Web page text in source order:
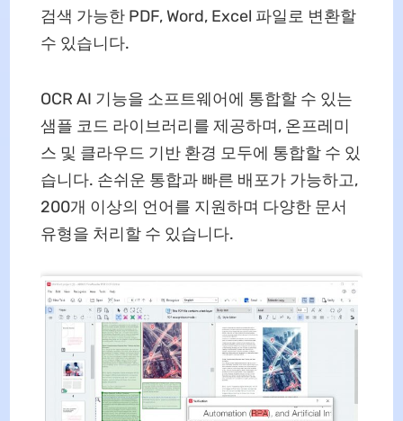
검색 가능한 PDF, Word, Excel 파일로 변환할
수 있습니다.
OCR AI 기능을 소프트웨어에 통합할 수 있는
샘플 코드 라이브러리를 제공하며, 온프레미
스 및 클라우드 기반 환경 모두에 통합할 수 있
습니다. 손쉬운 통합과 빠른 배포가 가능하고,
200개 이상의 언어를 지원하며 다양한 문서
유형을 처리할 수 있습니다.